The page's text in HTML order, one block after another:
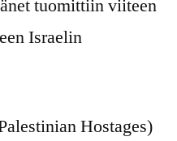
tuomittiin viiteen
Israelin
Hostages)